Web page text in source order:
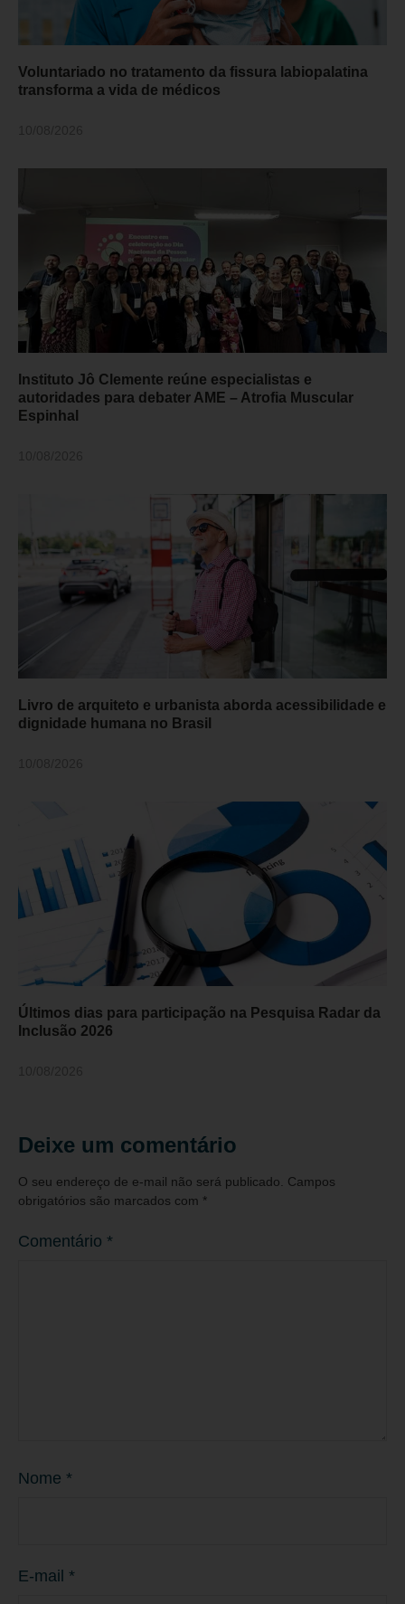
Voluntariado no tratamento da fissura labiopalatina
transforma a vida de médicos
Instituto Jô Clemente reúne especialistas e
autoridades para debater AME – Atrofia Muscular
Espinhal
Livro de arquiteto e urbanista aborda acessibilidade e
dignidade humana no Brasil
Últimos dias para participação na Pesquisa Radar da
Inclusão 2026
Deixe um comentário
O seu endereço de e-mail não será publicado.
Campos
obrigatórios são marcados com *
Comentário *
Nome *
E-mail *